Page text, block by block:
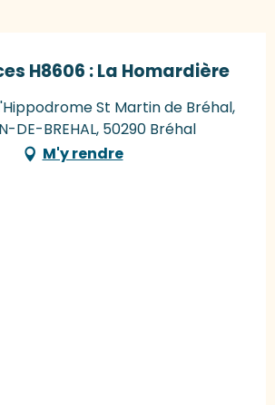
H8606 : La Homardière
St Martin de Bréhal,
DE-BREHAL, 50290 Bréhal
M'y rendre